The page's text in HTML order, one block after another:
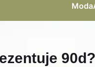
Moda